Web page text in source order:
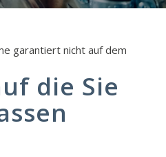
garantiert nicht auf dem
die Sie